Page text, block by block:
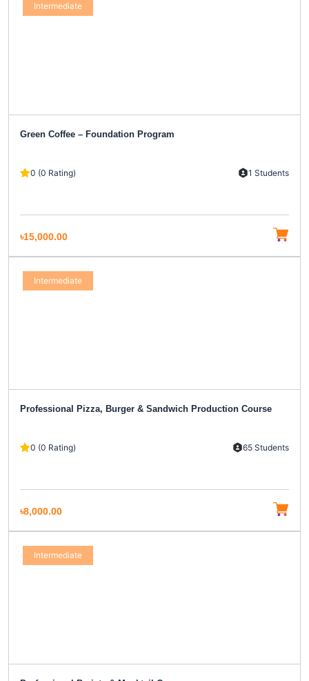
Intermediate
Green Coffee – Foundation Program
0 (0 Rating) 1 Students
৳15,000.00
Intermediate
Professional Pizza, Burger & Sandwich Production Course
0 (0 Rating) 65 Students
৳8,000.00
Intermediate